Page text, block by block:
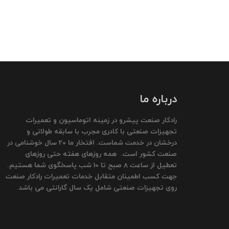
درباره ما
رادکار صنعت پیشرو در زمینه اتوماسیون و تعمیرات
تجهیزات صنعتی با کادری مجرب با سابقه طولانی و
درخشان در خدمت شماست. افتخار ما 20 سال خوشنامی در
صنعت کشور است. همه روزهای هفته حتی روزهای
تعطیل از ساعت 8 صبح تا 10 شب پاسخگوی شما هستیم.
جهت کسب اطمینان متقابل خدمات تعمیرات رادکار صنعت
روی تجهیزات صنعتی شامل یک سال گارانتی می باشد.